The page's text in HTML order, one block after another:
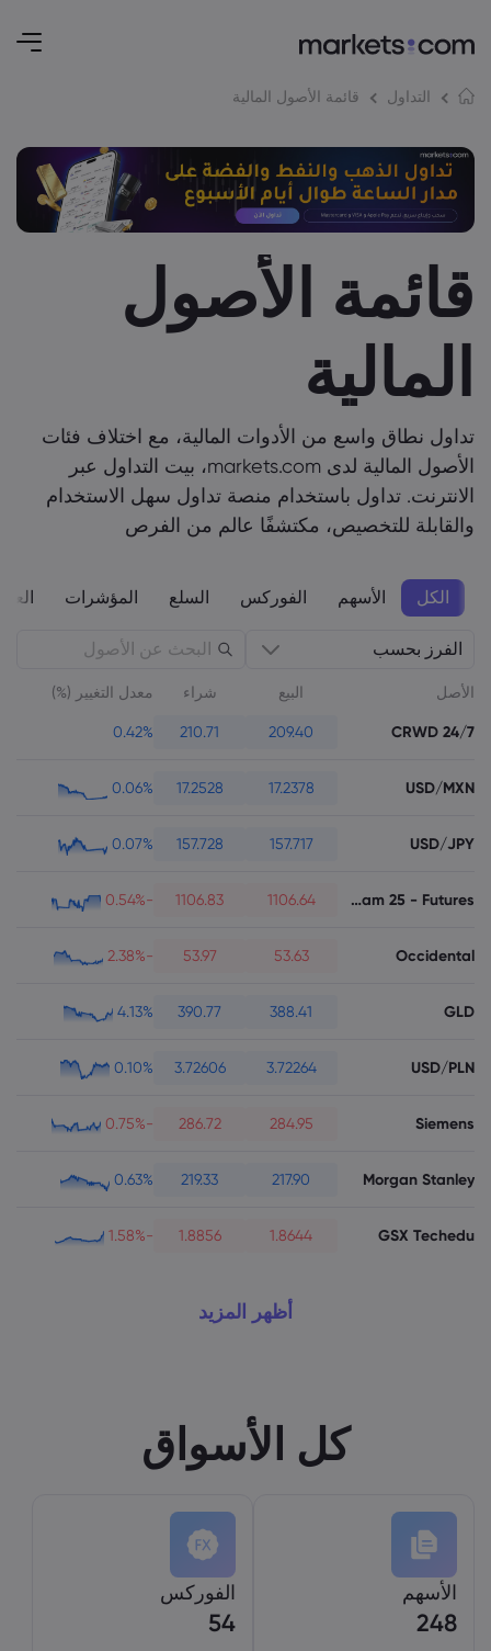
التداول قائمة الأصول المالية
قائمة الأصول
المالية
تداول نطاق واسع من الأدوات المالية، مع اختلاف فئات
الأصول المالية لدى markets.com، بيت التداول عبر
الانترنت. تداول باستخدام منصة تداول سهل الاستخدام
والقابلة للتخصيص، مكتشفًا عالم من الفرص
الكل الأسهم الفوركس السلع المؤشرات
الفرز بحسب
الأصل البيع شراء معدل التغيير (%)
CRWD 24/7
209.40
210.71
0.42%
USD/MXN
17.2378
17.2528
0.06%
USD/JPY
157.717
157.728
0.07%
Amsterdam 25 - Futures
1106.64
1106.83
-0.54%
Occidental
53.63
53.97
-2.38%
GLD
388.41
390.77
4.13%
USD/PLN
3.72264
3.72606
0.10%
Siemens
284.95
286.72
-0.75%
Morgan Stanley
217.90
219.33
0.63%
GSX Techedu
1.8644
1.8856
-1.58%
أظهر المزيد
كل الأسواق
الأسهم
248
الفوركس
54